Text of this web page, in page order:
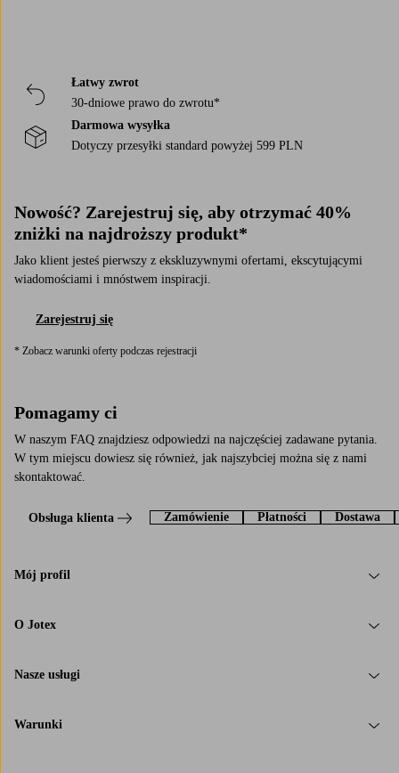
Łatwy zwrot
30-dniowe prawo do zwrotu*
Darmowa wysyłka
Dotyczy przesyłki standard powyżej 599 PLN
Nowość? Zarejestruj się, aby otrzymać 40%
zniżki na najdroższy produkt*
Jako klient jesteś pierwszy z ekskluzywnymi ofertami, ekscytującymi
wiadomościami i mnóstwem inspiracji.
Zarejestruj się
* Zobacz warunki oferty podczas rejestracji
Pomagamy ci
W naszym FAQ znajdziesz odpowiedzi na najczęściej zadawane pytania.
W tym miejscu dowiesz się również, jak najszybciej można się z nami
skontaktować.
Obsługa klienta Zamówienie Płatności Dostawa
Mój profil
O Jotex
Nasze usługi
Warunki